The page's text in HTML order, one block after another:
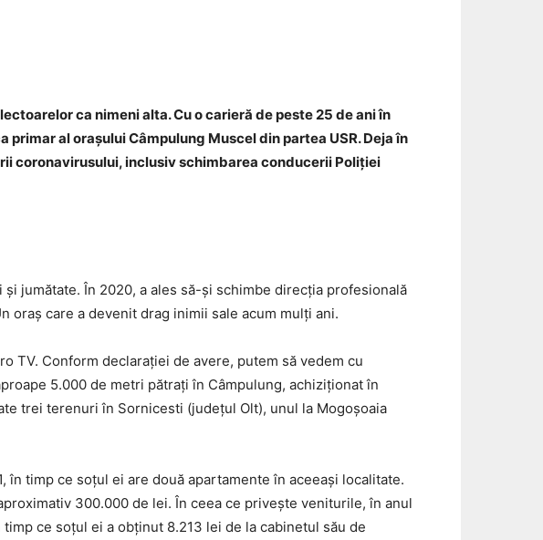
ca nimeni alta. Cu o carieră de peste 25 de ani în
al orașului Câmpulung Muscel din partea USR. Deja în
coronavirusului, inclusiv schimbarea conducerii Poliției
jumătate. În 2020, a ales să-și schimbe direcția profesională
oraș care a devenit drag inimii sale acum mulți ani.
TV. Conform declarației de avere, putem să vedem cu
5.000 de metri pătrați în Câmpulung, achiziționat în
trei terenuri în Sornicesti (județul Olt), unul la Mogoșoaia
în timp ce soțul ei are două apartamente în aceeași localitate.
300.000 de lei. În ceea ce privește veniturile, în anul
ce soțul ei a obținut 8.213 lei de la cabinetul său de